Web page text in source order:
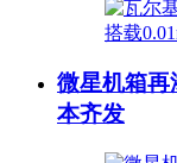
微星机箱
本齐发